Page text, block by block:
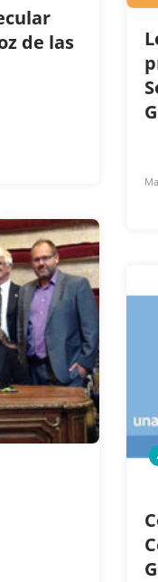
de las